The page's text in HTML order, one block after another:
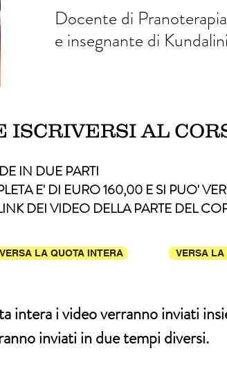
Docente di
e insegnante di
ISCRIVERSI AL
IN DUE PARTI
E' DI EURO 160,00 E SI PUO'
DEI VIDEO DELLA PARTE DEL
VERSA LA QUOTA INTERA VERSA LA
intera i video verranno inviati
inviati in due tempi diversi.